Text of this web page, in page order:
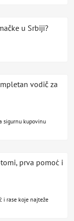
sigurnu kupovinu
i rase koje najteže